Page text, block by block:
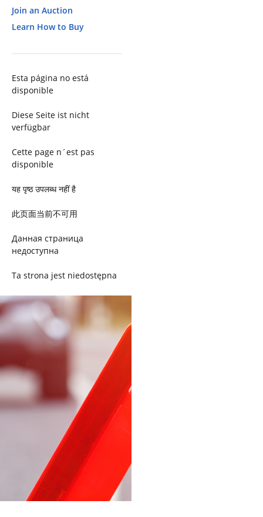
Join an Auction
Learn How to Buy
Esta página no está
disponible
Diese Seite ist nicht
verfügbar
Cette page n´est pas
disponible
यह पृष्ठ उपलब्ध नहीं है
此页面当前不可用
Данная страница
недоступна
Ta strona jest niedostępna
Trang này không có
Esta página não está
disponível
このページは現在利用できま
せん
Pagina non disponibile
هذه الصفحة غير متوفرة